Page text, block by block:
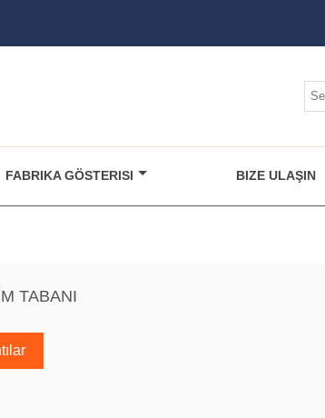
FABRIKA GÖSTERISI BIZE ULAŞIN
TABANI